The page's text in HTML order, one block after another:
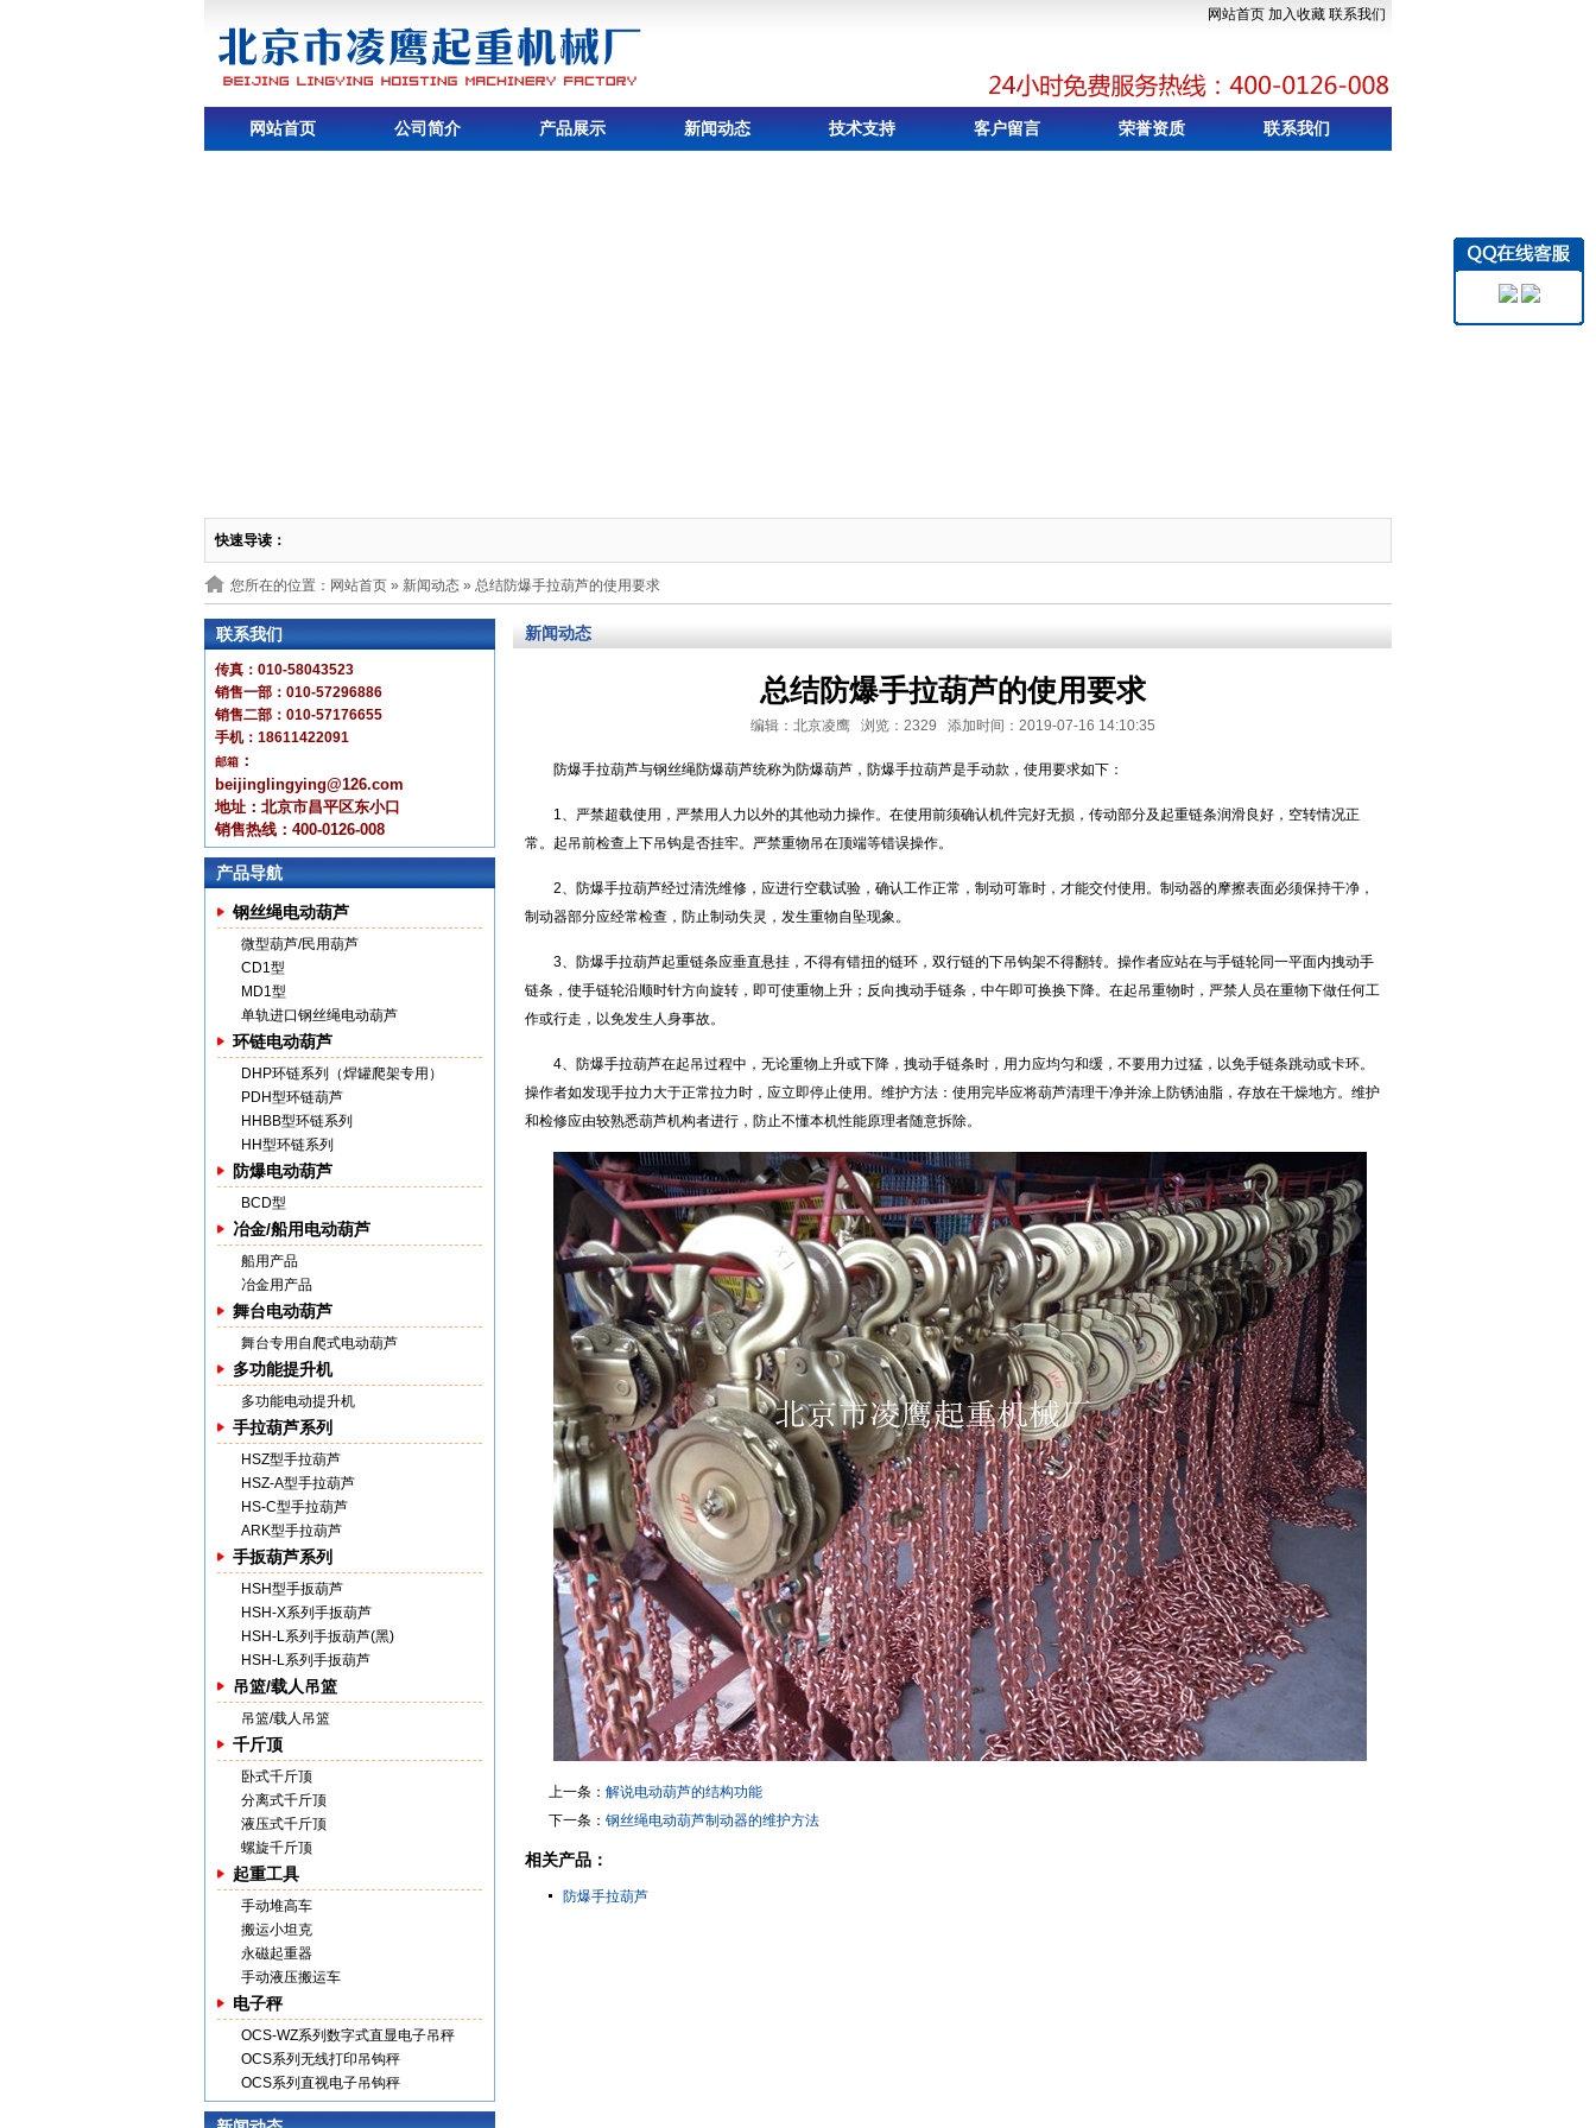
网站首页 加入收藏 联系我们
网站首页 公司简介 产品展示 新闻动态 技术支持 客户留言 荣誉资质 联系我们
快速导读：
您所在的位置：网站首页 » 新闻动态 » 总结防爆手拉葫芦的使用要求
联系我们
传真：010-58043523
销售一部：010-57296886
销售二部：010-57176655
手机：18611422091
邮箱 ：
beijinglingying@126.com
地址：北京市昌平区东小口
销售热线：400-0126-008
产品导航
钢丝绳电动葫芦
微型葫芦/民用葫芦
CD1型
MD1型
单轨进口钢丝绳电动葫芦
环链电动葫芦
DHP环链系列（焊罐爬架专用）
PDH型环链葫芦
HHBB型环链系列
HH型环链系列
防爆电动葫芦
BCD型
冶金/船用电动葫芦
船用产品
冶金用产品
舞台电动葫芦
舞台专用自爬式电动葫芦
多功能提升机
多功能电动提升机
手拉葫芦系列
HSZ型手拉葫芦
HSZ-A型手拉葫芦
HS-C型手拉葫芦
ARK型手拉葫芦
手扳葫芦系列
HSH型手扳葫芦
HSH-X系列手扳葫芦
HSH-L系列手扳葫芦(黑)
HSH-L系列手扳葫芦
吊篮/载人吊篮
吊篮/载人吊篮
千斤顶
卧式千斤顶
分离式千斤顶
液压式千斤顶
螺旋千斤顶
起重工具
手动堆高车
搬运小坦克
永磁起重器
手动液压搬运车
电子秤
OCS-WZ系列数字式直显电子吊秤
OCS系列无线打印吊钩秤
OCS系列直视电子吊钩秤
新闻动态
总结防爆手拉葫芦的使用要求
编辑：北京凌鹰 浏览：2329 添加时间：2019-07-16 14:10:35
防爆手拉葫芦与钢丝绳防爆葫芦统称为防爆葫芦，防爆手拉葫芦是手动款，使用要求如下：
1、严禁超载使用，严禁用人力以外的其他动力操作。在使用前须确认机件完好无损，传动部分及起重链条润滑良好，空转情况正
常。起吊前检查上下吊钩是否挂牢。严禁重物吊在顶端等错误操作。
2、防爆手拉葫芦经过清洗维修，应进行空载试验，确认工作正常，制动可靠时，才能交付使用。制动器的摩擦表面必须保持干净，
制动器部分应经常检查，防止制动失灵，发生重物自坠现象。
3、防爆手拉葫芦起重链条应垂直悬挂，不得有错扭的链环，双行链的下吊钩架不得翻转。操作者应站在与手链轮同一平面内拽动手
链条，使手链轮沿顺时针方向旋转，即可使重物上升；反向拽动手链条，中午即可换换下降。在起吊重物时，严禁人员在重物下做任何工
作或行走，以免发生人身事故。
4、防爆手拉葫芦在起吊过程中，无论重物上升或下降，拽动手链条时，用力应均匀和缓，不要用力过猛，以免手链条跳动或卡环。
操作者如发现手拉力大于正常拉力时，应立即停止使用。维护方法：使用完毕应将葫芦清理干净并涂上防锈油脂，存放在干燥地方。维护
和检修应由较熟悉葫芦机构者进行，防止不懂本机性能原理者随意拆除。
上一条： 解说电动葫芦的结构功能
下一条： 钢丝绳电动葫芦制动器的维护方法
相关产品：
防爆手拉葫芦